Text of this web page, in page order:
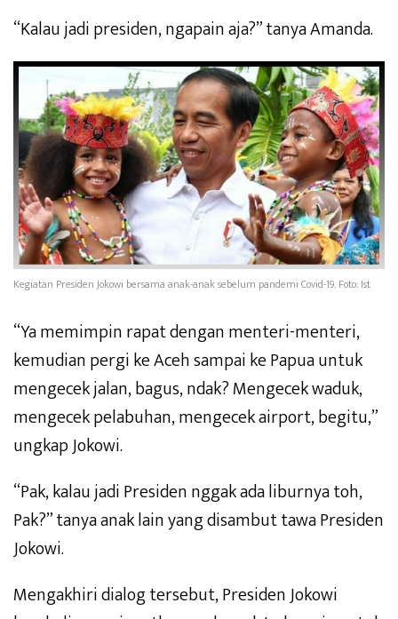
“Kalau jadi presiden, ngapain aja?” tanya Amanda.
Kegiatan Presiden Jokowi bersama anak-anak sebelum pandemi Covid-19. Foto: Ist
“Ya memimpin rapat dengan menteri-menteri,
kemudian pergi ke Aceh sampai ke Papua untuk
mengecek jalan, bagus, ndak? Mengecek waduk,
mengecek pelabuhan, mengecek airport, begitu,”
ungkap Jokowi.
“Pak, kalau jadi Presiden nggak ada liburnya toh,
Pak?” tanya anak lain yang disambut tawa Presiden
Jokowi.
Mengakhiri dialog tersebut, Presiden Jokowi